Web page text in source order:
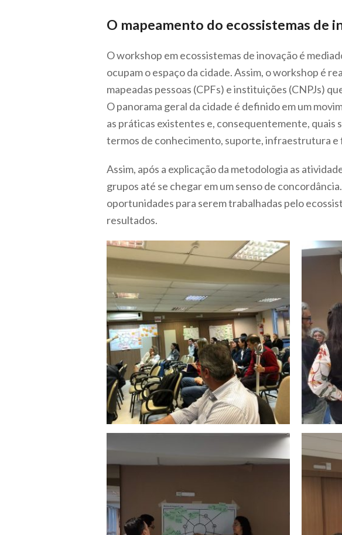
O mapeamento do ecossistemas de
O workshop em ecossistemas de inovação é
ocupam o espaço da cidade. Assim, o workshop é
mapeadas pessoas (CPFs) e instituições (CNPJs)
O panorama geral da cidade é definido em um
as práticas existentes e, consequentemente, quais
termos de conhecimento, suporte, infraestrutura e
Assim, após a explicação da metodologia as
grupos até se chegar em um senso de
oportunidades para serem trabalhadas pelo
resultados.